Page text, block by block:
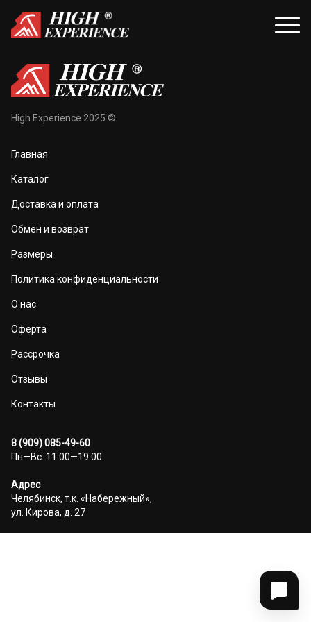
и перчатки
и маски
High Experience 2025 ©
Главная
Каталог
Доставка и оплата
Обмен и возврат
Размеры
Политика конфиденциальности
О нас
Оферта
Рассрочка
Отзывы
Контакты
8 (909) 085-49-60
Пн—Вс: 11:00—19:00
Адрес
Челябинск, т.к. «Набережный»,
ул. Кирова, д. 27